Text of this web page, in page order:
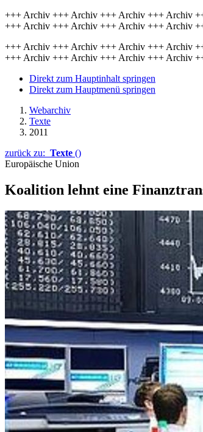
+++ Archiv +++ Archiv +++ Archiv +++ Archiv
+++ Archiv +++ Archiv +++ Archiv +++ Archiv
+++ Archiv +++ Archiv +++ Archiv +++ Archiv
+++ Archiv +++ Archiv +++ Archiv +++ Archiv
Direkt zum Hauptinhalt springen
Direkt zum Hauptmenü springen
Webarchiv
Texte
2011
zurück zu: Texte ()
Europäische Union
Koalition lehnt eine